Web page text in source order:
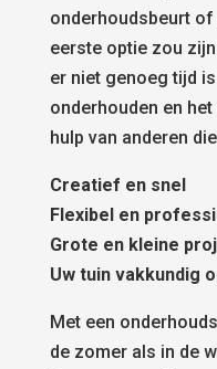
onderhoudsbeurt
eerste optie zou
er niet genoeg tijd
onderhouden en
hulp van anderen
Creatief en snel
Flexibel en
Grote en kleine
Uw tuin vakkundig
Met een
de zomer als in de